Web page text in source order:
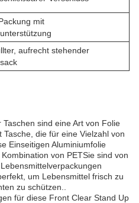
mit
aufrecht stehender
sind eine Art von Folie
die für eine Vielzahl von
Einseitigen Aluminiumfolie
von PETSie sind von
um Lebensmittel frisch zu
zu schützen..
für diese Front Clear Stand Up